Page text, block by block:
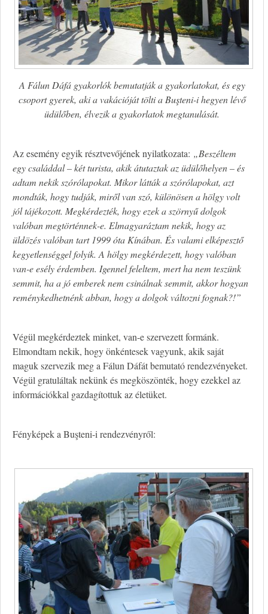
A Fálun Dáfá gyakorlók bemutatják a gyakorlatokat, és egy
csoport gyerek, aki a vakációját tölti a Buşteni-i hegyen lévő
üdülőben, élvezik a gyakorlatok megtanulását.
Az esemény egyik résztvevőjének nyilatkozata: „Beszéltem
egy családdal – két turista, akik átutaztak az üdülőhelyen – és
adtam nekik szórólapokat. Mikor látták a szórólapokat, azt
mondták, hogy tudják, miről van szó, különösen a hölgy volt
jól tájékozott. Megkérdezték, hogy ezek a szörnyű dolgok
valóban megtörténnek-e. Elmagyaráztam nekik, hogy az
üldözés valóban tart 1999 óta Kínában. És valami elképesztő
kegyetlenséggel folyik. A hölgy megkérdezett, hogy valóban
van-e esély érdemben. Igennel feleltem, mert ha nem teszünk
semmit, ha a jó emberek nem csinálnak semmit, akkor hogyan
reménykedhetnénk abban, hogy a dolgok változni fognak?!”
Végül megkérdeztek minket, van-e szervezett formánk.
Elmondtam nekik, hogy önkéntesek vagyunk, akik saját
maguk szervezik meg a Fálun Dáfát bemutató rendezvényeket.
Végül gratuláltak nekünk és megköszönték, hogy ezekkel az
információkkal gazdagítottuk az életüket.
Fényképek a Buşteni-i rendezvényről: